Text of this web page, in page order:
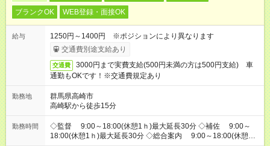
ブランクOK
WEB登録・面接OK
給与
1250円～1400円 ※ポジションにより異なります
交通費別途支給あり
交通費
3000円まで実費支給(500円未満の方は500円支給) 車
通勤もOKです！※交通費規定あり
勤務地
群馬県高崎市
高崎駅から徒歩15分
勤務時間
◇監督 9:00～18:00(休憩1ｈ)最大延長30分 ◇補佐 9:00～
18:00(休憩1ｈ)最大延長30分 ◇総合案内 9:00～18:00(休憩1